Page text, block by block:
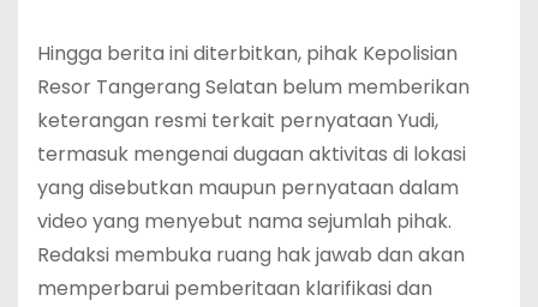
Hingga berita ini diterbitkan, pihak Kepolisian
Resor Tangerang Selatan belum memberikan
keterangan resmi terkait pernyataan Yudi,
termasuk mengenai dugaan aktivitas di lokasi
yang disebutkan maupun pernyataan dalam
video yang menyebut nama sejumlah pihak.
Redaksi membuka ruang hak jawab dan akan
memperbarui pemberitaan klarifikasi dan